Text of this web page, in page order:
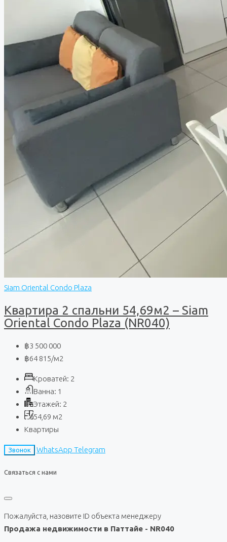
Siam Oriental Condo Plaza
Квартира 2 спальни 54,69м2 – Siam
Oriental Condo Plaza (NR040)
฿3 500 000
฿64 815/м2
Кроватей: 2
Ванна: 1
Этажей: 2
54,69 м2
Квартиры
Звонок WhatsApp Telegram
Связаться с нами
Пожалуйста, назовите ID объекта менеджеру
Продажа недвижимости в Паттайе - NR040